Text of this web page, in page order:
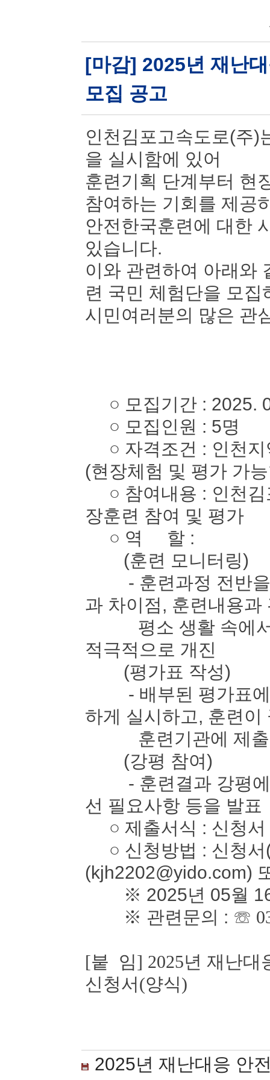
[마감] 2025년 재난
모집 공고
인천김포고속도로(주)
을 실시함에 있어
훈련기획 단계부터 현
참여하는 기회를 제공
안전한국훈련에 대한
있습니다.
이와 관련하여 아래와
련 국민 체험단을 모집
시민여러분의 많은 관
○ 모집기간 : 2025.
○ 모집인원 : 5명
○ 자격조건 : 인천지
(현장체험 및 평가 가
○ 참여내용 : 인천김
장훈련 참여 및 평가
○ 역 할 :
(훈련 모니터링)
- 훈련과정 전반을
과 차이점, 훈련내용과
평소 생활 속에서
적극적으로 개진
(평가표 작성)
- 배부된 평가표에
하게 실시하고, 훈련이
훈련기관에 제출
(강평 참여)
- 훈련결과 강평에
선 필요사항 등을 발표
○ 제출서식 : 신청서
○ 신청방법 : 신청서
(kjh2202@yido.com)
※ 2025년 05월 16
※ 관련문의 : ☏
[붙 임] 2025년 재난대
신청서(양식)
2025년 재난대응 안